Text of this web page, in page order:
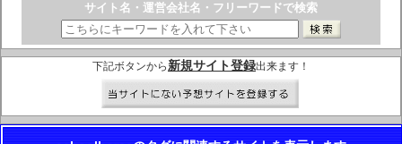
サイト名・運営会社名・フリーワードで検索
下記ボタンから 新規サイト登録出来ます！